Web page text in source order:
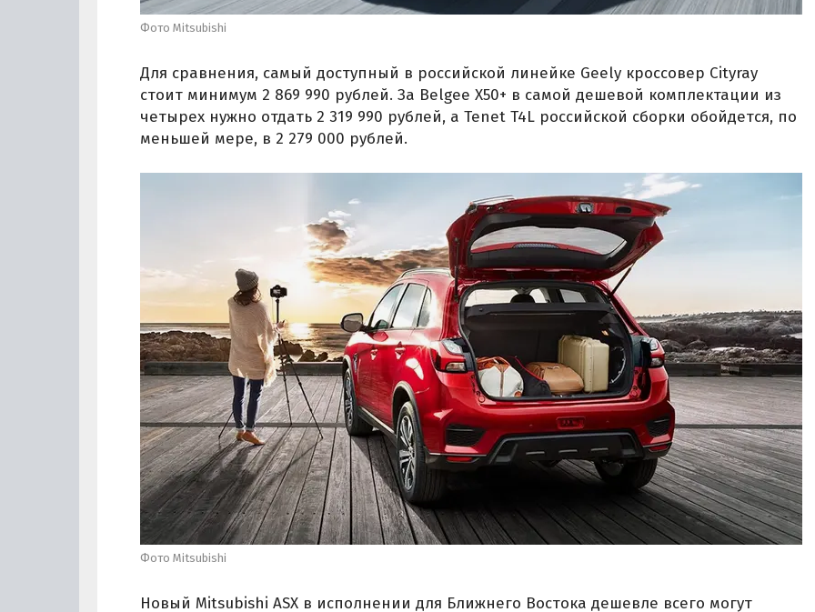
Фото Mitsubishi
Для сравнения, самый доступный в российской линейке Geely кроссовер Cityray
стоит минимум 2 869 990 рублей. За Belgee X50+ в самой дешевой комплектации из
четырех нужно отдать 2 319 990 рублей, а Tenet T4L российской сборки обойдется, по
меньшей мере, в 2 279 000 рублей.
Фото Mitsubishi
Новый Mitsubishi ASX в исполнении для Ближнего Востока дешевле всего могут